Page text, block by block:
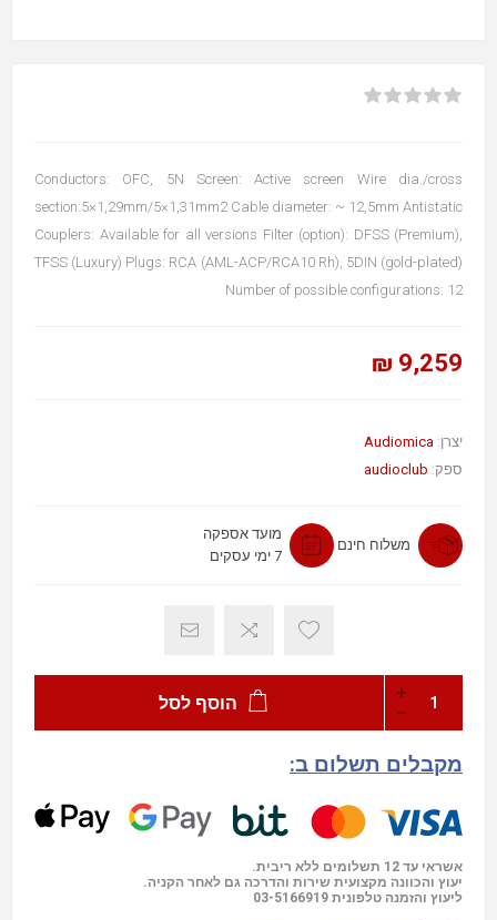
Conductors: OFC, 5N Screen: Active screen Wire dia./cross
section:5×1,29mm/5×1,31mm2 Cable diameter: ~ 12,5mm Antistatic
Couplers: Available for all versions Filter (option): DFSS (Premium),
TFSS (Luxury) Plugs: RCA (AML-ACP/RCA10 Rh), 5DIN (gold-plated)
Number of possible configurations: 12
9,259 ₪
יצרן: Audiomica
ספק: audioclub
משלוח חינם
מועד אספקה
7 ימי עסקים
הוסף לסל
מקבלים תשלום ב:
אשראי עד 12 תשלומים ללא ריבית.
יעוץ והכוונה מקצועית שירות והדרכה גם לאחר הקניה.
ליעוץ והזמנה טלפונית 03-5166919